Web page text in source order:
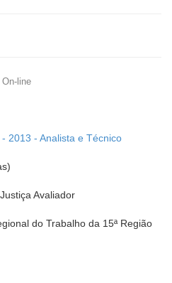
line
2013 - Analista e Técnico
Avaliador
do Trabalho da 15ª Região 